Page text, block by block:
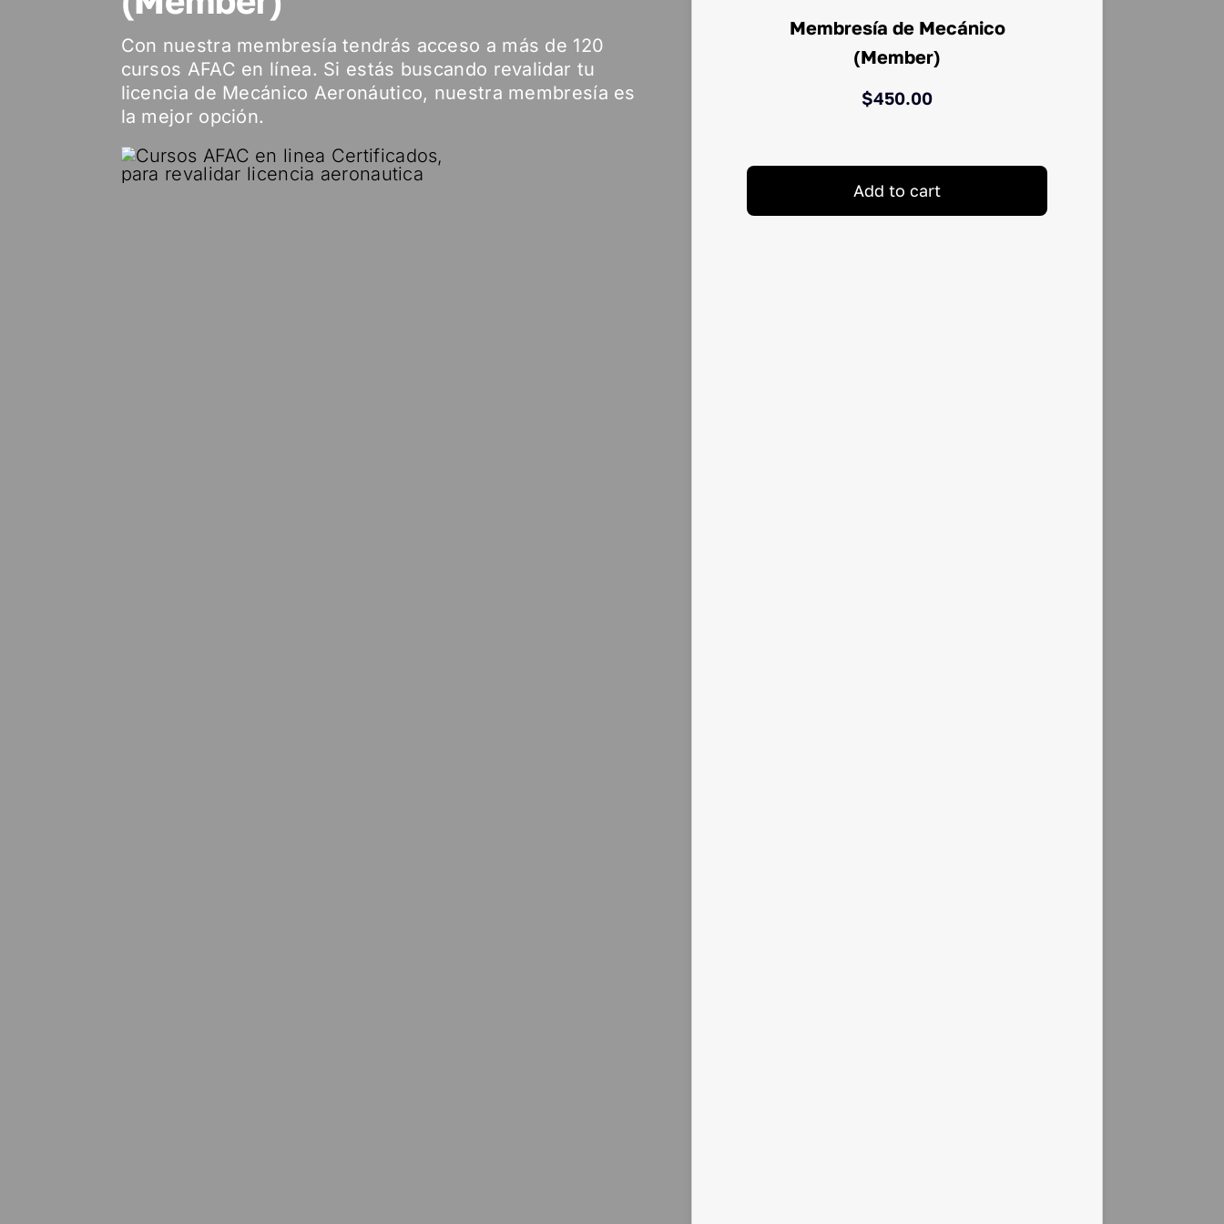
Con nuestra membresía tendrás acceso a más de 120
cursos AFAC en línea. Si estás buscando revalidar tu
licencia de Mecánico Aeronáutico, nuestra membresía es
la mejor opción.
Membresía de Mecánico
(Member)
$450.00
Add to cart